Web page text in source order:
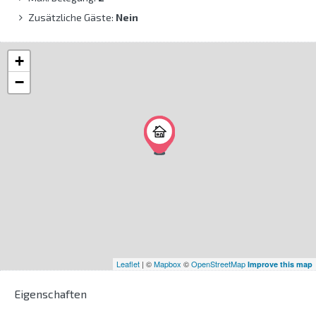
Zusätzliche Gäste: Nein
+
−
Leaflet | ©Mapbox ©OpenStreetMap Improve this map
Eigenschaften